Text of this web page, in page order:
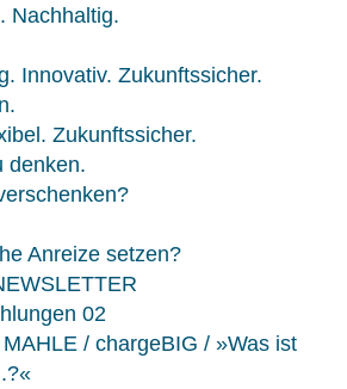
Nachhaltig.
Innovativ. Zukunftssicher.
Zukunftssicher.
denken.
Anreize setzen?
02
/ chargeBIG / »Was ist